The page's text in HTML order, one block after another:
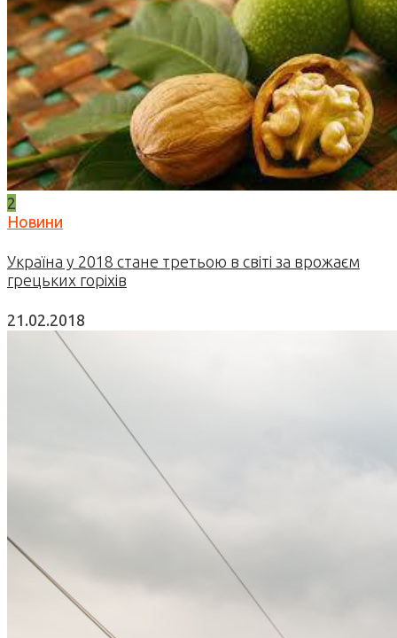
2
Новини
Україна у 2018 стане третьою в світі за врожаєм
грецьких горіхів
21.02.2018